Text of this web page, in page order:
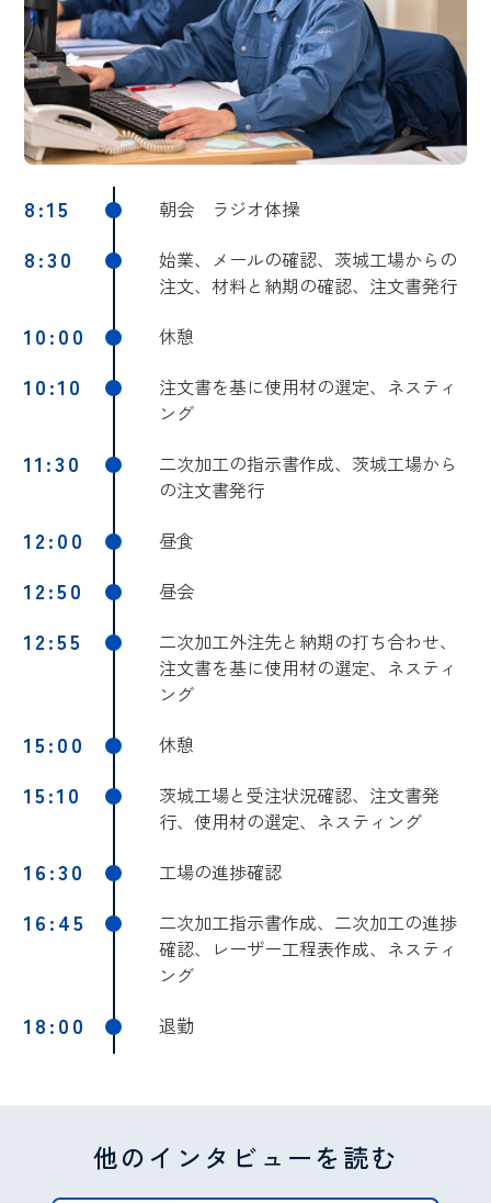
8:15 朝会 ラジオ体操
8:30
始業、メールの確認、茨城工場からの
注文、材料と納期の確認、注文書発行
10:00 休憩
10:10
注文書を基に使用材の選定、ネスティ
ング
11:30
二次加工の指示書作成、茨城工場から
の注文書発行
12:00 昼食
12:50 昼会
12:55
二次加工外注先と納期の打ち合わせ、
注文書を基に使用材の選定、ネスティ
ング
15:00 休憩
15:10
茨城工場と受注状況確認、注文書発
行、使用材の選定、ネスティング
16:30 工場の進捗確認
16:45
二次加工指示書作成、二次加工の進捗
確認、レーザー工程表作成、ネスティ
ング
18:00 退勤
他のインタビューを読む